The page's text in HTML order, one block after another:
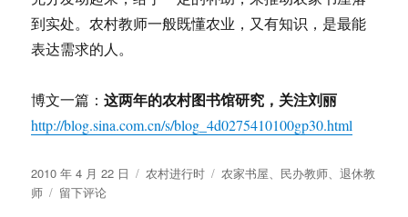
设
到实处。农村教师一般既懂农业，又有知识，是最能
表达需求的人。
博文一篇：这两年的农村图书馆研究，关注刘丽
http://blog.sina.com.cn/s/blog_4d0275410100gp30.html
发
布
2010 年 4 月 22 日
分
农村进行时
标
农家书屋、 民办教师、退休教
师
于
留下评论